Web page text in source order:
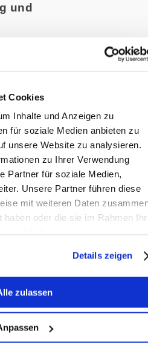
Cookies
Inhalte und Anzeigen zu
für soziale Medien anbieten zu
unsere Website zu analysieren.
zu Ihrer Verwendung
Partner für soziale Medien,
Unsere Partner führen diese
mit weiteren Daten
haben oder die sie im Rahmen
Details zeigen
zulassen
und
der Aufzucht, die
finanzielle Mittel
laufenden Kosten
kommen
und
für die spätere
Pferdehalter
sich frühzeitig
Erfahrene
spezialisierte